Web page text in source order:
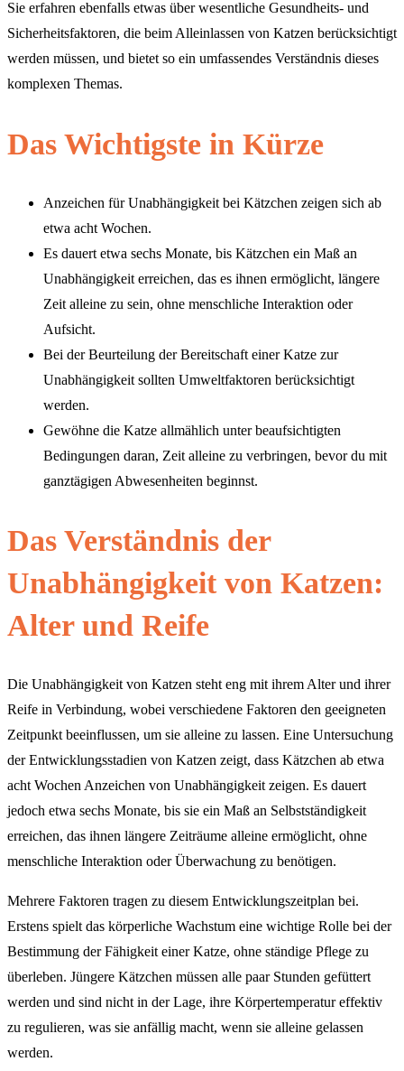
Sie erfahren ebenfalls etwas über wesentliche Gesundheits- und
Sicherheitsfaktoren, die beim Alleinlassen von Katzen berücksichtigt
werden müssen, und bietet so ein umfassendes Verständnis dieses
komplexen Themas.
Das Wichtigste in Kürze
Anzeichen für Unabhängigkeit bei Kätzchen zeigen sich ab
etwa acht Wochen.
Es dauert etwa sechs Monate, bis Kätzchen ein Maß an
Unabhängigkeit erreichen, das es ihnen ermöglicht, längere
Zeit alleine zu sein, ohne menschliche Interaktion oder
Aufsicht.
Bei der Beurteilung der Bereitschaft einer Katze zur
Unabhängigkeit sollten Umweltfaktoren berücksichtigt
werden.
Gewöhne die Katze allmählich unter beaufsichtigten
Bedingungen daran, Zeit alleine zu verbringen, bevor du mit
ganztägigen Abwesenheiten beginnst.
Das Verständnis der
Unabhängigkeit von Katzen:
Alter und Reife
Die Unabhängigkeit von Katzen steht eng mit ihrem Alter und ihrer
Reife in Verbindung, wobei verschiedene Faktoren den geeigneten
Zeitpunkt beeinflussen, um sie alleine zu lassen. Eine Untersuchung
der Entwicklungsstadien von Katzen zeigt, dass Kätzchen ab etwa
acht Wochen Anzeichen von Unabhängigkeit zeigen. Es dauert
jedoch etwa sechs Monate, bis sie ein Maß an Selbstständigkeit
erreichen, das ihnen längere Zeiträume alleine ermöglicht, ohne
menschliche Interaktion oder Überwachung zu benötigen.
Mehrere Faktoren tragen zu diesem Entwicklungszeitplan bei.
Erstens spielt das körperliche Wachstum eine wichtige Rolle bei der
Bestimmung der Fähigkeit einer Katze, ohne ständige Pflege zu
überleben. Jüngere Kätzchen müssen alle paar Stunden gefüttert
werden und sind nicht in der Lage, ihre Körpertemperatur effektiv
zu regulieren, was sie anfällig macht, wenn sie alleine gelassen
werden.